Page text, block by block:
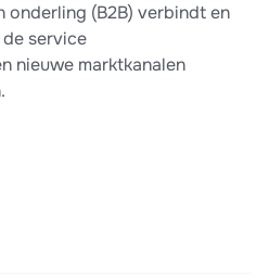
onderling (B2B) verbindt en
service
nieuwe marktkanalen